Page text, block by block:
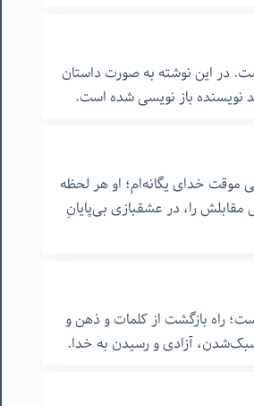
در این نوشته به صورت داستان
نویسنده باز نویسی شده است.
موقت خدای یگانه‌ام؛ او هر لحظه
را، در عشقبازی بی‌پایانِ
راه بازگشت از کلمات و ذهن و
آزادی و رسیدن به خدا.